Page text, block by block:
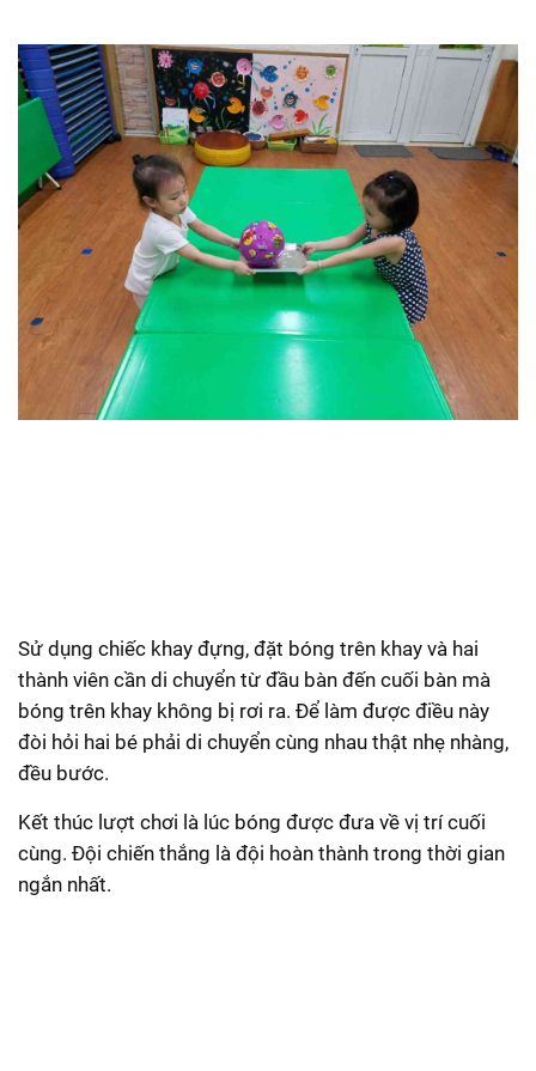
Sử dụng chiếc khay đựng, đặt bóng trên khay và hai
thành viên cần di chuyển từ đầu bàn đến cuối bàn mà
bóng trên khay không bị rơi ra. Để làm được điều này
đòi hỏi hai bé phải di chuyển cùng nhau thật nhẹ nhàng,
đều bước.
Kết thúc lượt chơi là lúc bóng được đưa về vị trí cuối
cùng. Đội chiến thắng là đội hoàn thành trong thời gian
ngắn nhất.